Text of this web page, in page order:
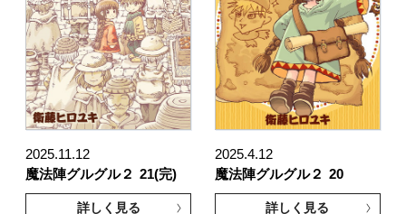
2025.11.12
魔法陣グルグル２ 21(完)
詳しく見る
2025.4.12
魔法陣グルグル２ 20
詳しく見る